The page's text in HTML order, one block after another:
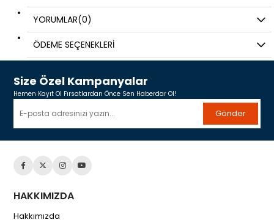
YORUMLAR(0)
ÖDEME SEÇENEKLERI
Size Özel Kampanyalar
Hemen Kayıt Ol Fırsatlardan Önce Sen Haberdar Ol!
Gönder
HAKKIMIZDA
Hakkımızda